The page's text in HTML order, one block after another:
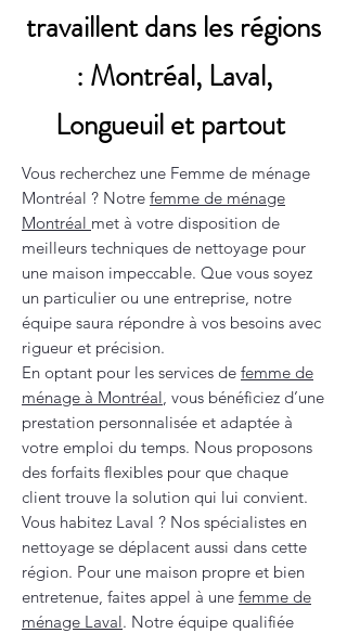
travaillent dans les régions
: Montréal, Laval,
Longueuil et partout
Vous recherchez une Femme de ménage
Montréal ? Notre femme de ménage
Montréal met à votre disposition de
meilleurs techniques de nettoyage pour
une maison impeccable. Que vous soyez
un particulier ou une entreprise, notre
équipe saura répondre à vos besoins avec
rigueur et précision.
En optant pour les services de femme de
ménage à Montréal, vous bénéficiez d’une
prestation personnalisée et adaptée à
votre emploi du temps. Nous proposons
des forfaits flexibles pour que chaque
client trouve la solution qui lui convient.
Vous habitez Laval ? Nos spécialistes en
nettoyage se déplacent aussi dans cette
région. Pour une maison propre et bien
entretenue, faites appel à une femme de
ménage Laval. Notre équipe qualifiée